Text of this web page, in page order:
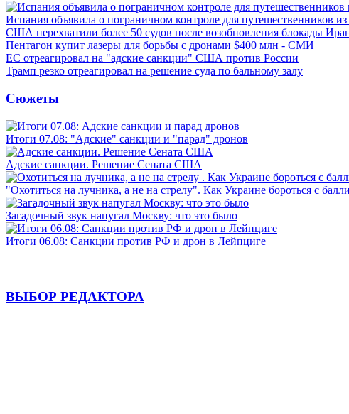
Испания объявила о пограничном контроле для путешественников
США перехватили более 50 судов после возобновления блокады
Пентагон купит лазеры для борьбы с дронами $400 млн - СМИ
ЕС отреагировал на "адские санкции" США против России
Трамп резко отреагировал на решение суда по бальному залу
Сюжеты
Итоги 07.08: "Адские" санкции и "парад" дронов
Адские санкции. Решение Сената США
"Охотиться на лучника, а не на стрелу". Как Украине бороться с
Загадочный звук напугал Москву: что это было
Итоги 06.08: Санкции против РФ и дрон в Лейпциге
ВЫБОР РЕДАКТОРА